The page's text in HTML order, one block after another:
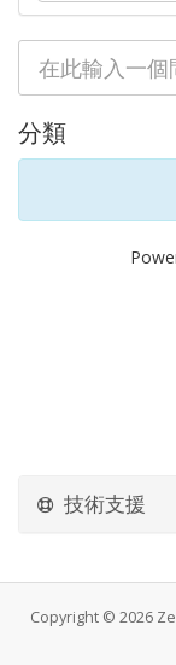
分類
技術支援
Copyright © 2026